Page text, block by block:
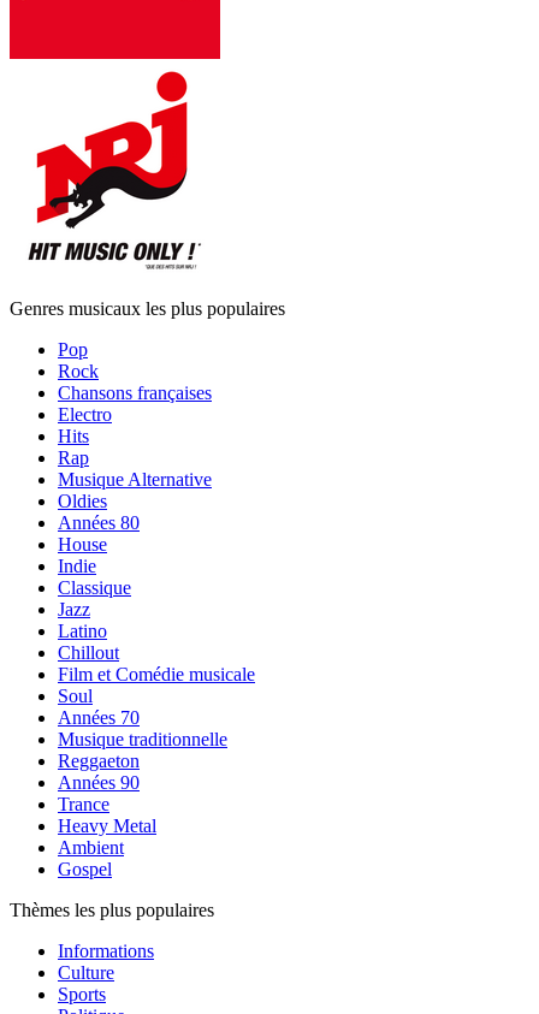
Genres musicaux les plus populaires
Pop
Rock
Chansons françaises
Electro
Hits
Rap
Musique Alternative
Oldies
Années 80
House
Indie
Classique
Jazz
Latino
Chillout
Film et Comédie musicale
Soul
Années 70
Musique traditionnelle
Reggaeton
Années 90
Trance
Heavy Metal
Ambient
Gospel
Thèmes les plus populaires
Informations
Culture
Sports